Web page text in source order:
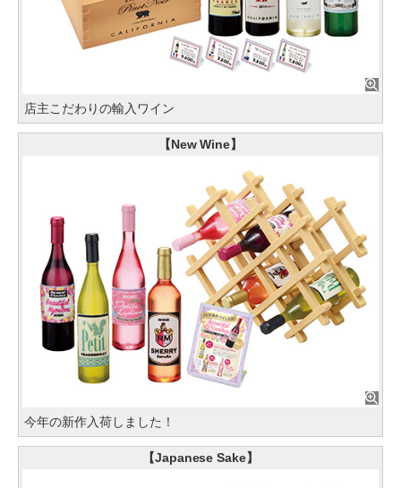
店主こだわりの輸入ワイン
【New Wine】
今年の新作入荷しました！
【Japanese Sake】